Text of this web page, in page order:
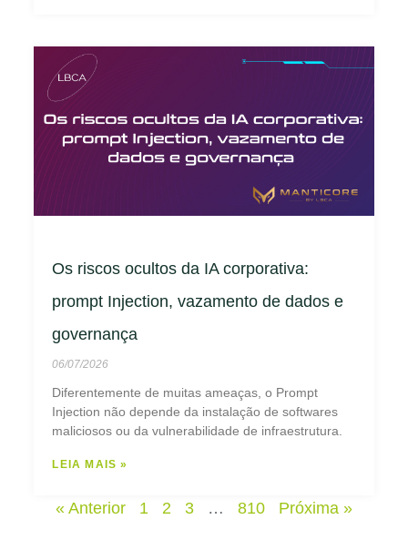
Os riscos ocultos da IA corporativa:
prompt Injection, vazamento de dados e
governança
06/07/2026
Diferentemente de muitas ameaças, o Prompt
Injection não depende da instalação de softwares
maliciosos ou da vulnerabilidade de infraestrutura.
LEIA MAIS »
« Anterior 1 2 3 … 810 Próxima »